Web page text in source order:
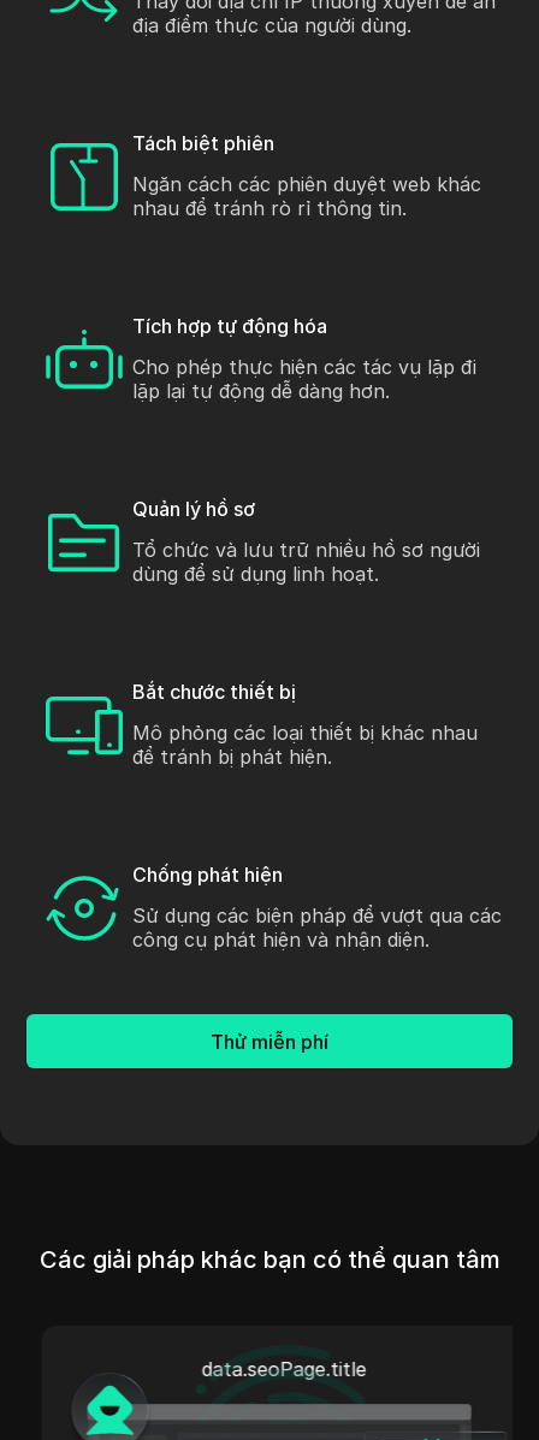
địa điểm thực của người dùng.
Tách biệt phiên
Ngăn cách các phiên duyệt web khác
nhau để tránh rò rỉ thông tin.
Tích hợp tự động hóa
Cho phép thực hiện các tác vụ lặp đi
lặp lại tự động dễ dàng hơn.
Quản lý hồ sơ
Tổ chức và lưu trữ nhiều hồ sơ người
dùng để sử dụng linh hoạt.
Bắt chước thiết bị
Mô phỏng các loại thiết bị khác nhau
để tránh bị phát hiện.
Chống phát hiện
Sử dụng các biện pháp để vượt qua các
công cụ phát hiện và nhận diện.
Thử miễn phí
Các giải pháp khác bạn có thể quan tâm
data.seoPage.title